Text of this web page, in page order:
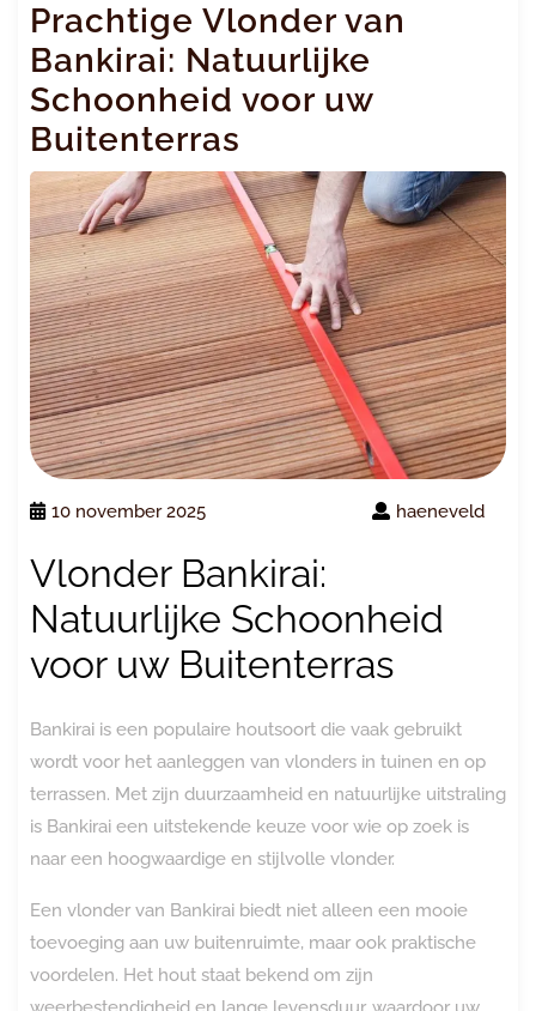
Prachtige Vlonder van
Bankirai: Natuurlijke
Schoonheid voor uw
Buitenterras
10 november 2025 haeneveld
Vlonder Bankirai:
Natuurlijke Schoonheid
voor uw Buitenterras
Bankirai is een populaire houtsoort die vaak gebruikt
wordt voor het aanleggen van vlonders in tuinen en op
terrassen. Met zijn duurzaamheid en natuurlijke uitstraling
is Bankirai een uitstekende keuze voor wie op zoek is
naar een hoogwaardige en stijlvolle vlonder.
Een vlonder van Bankirai biedt niet alleen een mooie
toevoeging aan uw buitenruimte, maar ook praktische
voordelen. Het hout staat bekend om zijn